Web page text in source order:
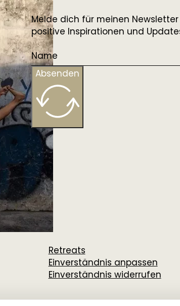
Melde dich für meinen
positive Inspirationen und
Absenden
Retreats
Einverständnis anpassen
Einverständnis widerrufen